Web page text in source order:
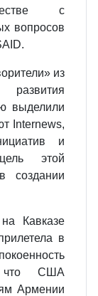
с
вопросов
из
развития
выделили
Internews,
и
этой
создании
Кавказе
в
что США
Армении